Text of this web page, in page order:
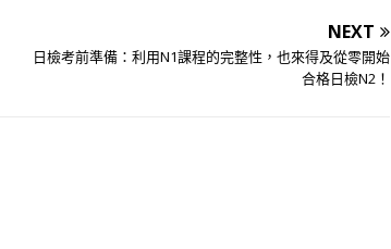
NEXT
日檢考前準備：利用N1課程的完整性，也來得及從零開始
合格日檢N2！